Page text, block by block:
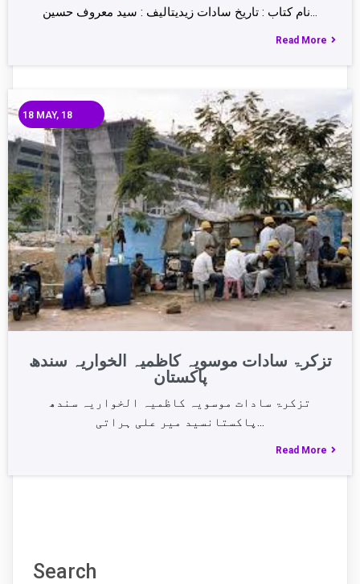
نام كتاب : تاريخ سادات زيديتاليف : سيد معروف حسين…
Read More
تزکرۃ سادات موسویہ کاظمیہ الخواریہ سندھ
پاکستان
18 MAY, 18
تزکرۃ سادات موسویہ کاظمیہ الخواریہ سندھ
Read More
Search